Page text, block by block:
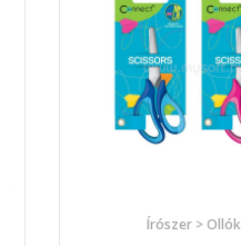
Írószer > Ollók